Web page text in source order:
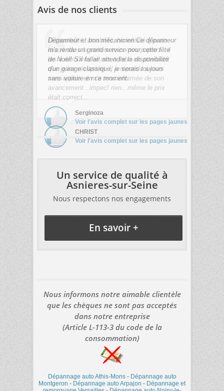
Avis de nos clients
Dépanneur et bon mécanicien Ce dépanneur
m'a rendu un grand service pour cette fête
de Noël! S'il fallait attendre la disponibilité
d'un garage classique, je serais toujours
sans voiture en ce moment.
Serginoza
Voir l'avis complet sur les pages jaunes
Un service de qualité à
Asnieres-sur-Seine
Nous respectons nos engagements
En savoir +
Nous informons notre aimable clientèle
que les chèques ne sont pas acceptés
dans notre entreprise
(Article L-113-3 du code de la
consommation)
Dépannage auto Athis-Mons- Dépannage auto
Montgeron - Dépannage auto Arpajon - Dépannage et